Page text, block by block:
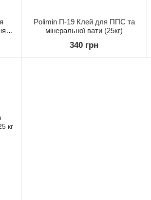
Polimin П-19 Клей для ППС та
мінеральної вати (25кг)
340 грн